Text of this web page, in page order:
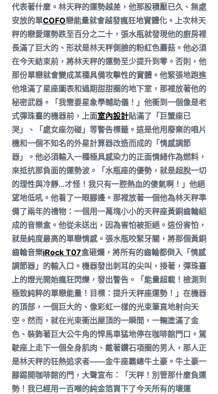
代表著什麼。林天秤的運勢越差，他那股積壓已久、無處
安放的單COFO戀能量就會越發瘋狂地實體化。上次林天
秤的戀愛運勢跌至百分之二十，張水瓶就發現他的廚房裡
長滿了巨大的、形狀是林天秤側臉的粉紅色蘑菇。他必須
在今天結束前，將林天秤的運勢至少提升到零。否則，他
那份單戀就會變成某種具備攻擊性的實體。他緊張地跑進
他堆滿了星座圖表和過期甜甜圈的地下室，那裡放著他的
秘密武器。「我需要星象學輔助儀！」他衝到一個像是老
式彈珠臺的機器前，上面室內設計貼滿了「巨蟹座已
哭」、「處女座勿碰」等警告標籤。這是他用廢棄的唱片
機和一個不知名的外星計算器改造而成的「情感調節
器」。他必須輸入一種極具感染力的正面情緒作為燃料，
來抵抗那負面的運勢波。「水瓶座的優勢，就是超脫一切
的理性與冷靜…才怪！我只有一腔熱血的傻氣啊！」他絕
望地低吼。他看了一眼腳邊。那裡放著一個他為林天秤準
備了兩年的禮物：一個用一萬塊小小的天秤座黃銅齒輪組
成的音樂盒。他從未送出，因為害怕被拒絕。這份害怕，
就是純度最高的單戀情感。張水瓶咬緊牙關，將那個黃銅
齒輪音樂iRock T07盒砸爛，將所有的齒輪都倒入「情感
調節器」的輸入口。機器發出刺耳的尖叫，接著，彈珠臺
上的燈光開始瘋狂閃爍，發出警告。「能量超載！檢測到
極致純粹的單戀能量！目標：提升天秤座運勢！」在機器
的頂部，一個巨大的、像彩虹一樣的光束筆直地射向天
空。然而，就在光束衝出屋頂的一瞬間，一輛塗滿了金
色、裝飾著巨大公牛角的悍馬車猛地停在咖啡館門口。駕
駛座上走下一個全身肌肉、戴著鑽石項圈的男人，那人正
是林天秤的狂熱追求者——金牛座霸總牛土豪。牛土豪一
腳踢開咖啡館的門，大聲宣布：「天秤！別管那什麼負運
勢！我已經用一百噸的純金箔買下了今天所有的壞運